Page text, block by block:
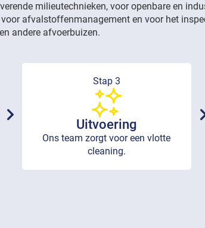
milieutechnieken, voor openbare en
afvalstoffenmanagement en voor het
andere afvoerbuizen.
Stap 3
Uitvoering
Ons team zorgt voor een vlotte
cleaning.